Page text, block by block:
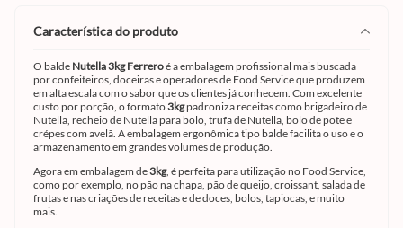
característica do produto
O balde Nutella 3kg Ferreroé a embalagem profissional mais buscada
por confeiteiros, doceiras e operadores de Food Service que produzem
em alta escala com o sabor que os clientes já conhecem. Com excelente
custo por porção, o formato3kgpadroniza receitas como brigadeiro de
Nutella, recheio de Nutella para bolo, trufa de Nutella, bolo de pote e
crépes com avelã. A embalagem ergonômica tipo balde facilita o uso e o
armazenamento em grandes volumes de produção.
Agora em embalagem de3kg, é perfeita para utilização no Food Service,
como por exemplo, no pão na chapa, pão de queijo, croissant, salada de
frutas e nas criações de receitas e de doces, bolos, tapiocas, e muito
mais.